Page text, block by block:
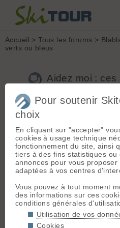
Accueil >Tous les forums >
verts ou bleus
Aidez moi : ces
Nouveau sujet Voir tous les
patrick73[35posts] - Le 28/02/
Mais des skis de légendes à
pur bonheur!
alaindesalpes- Le 28/02/2015
Pour soutenir
choix
En cliquant sur "accepter"
cookies à usage technique
fonctionnement du site, ainsi
tiers à des fins statistiques
annonces pour vous
adaptées à vos centres
Vous pouvez à tout moment
des informations sur ces
conditions générales
Utilisation de vos
Cookies